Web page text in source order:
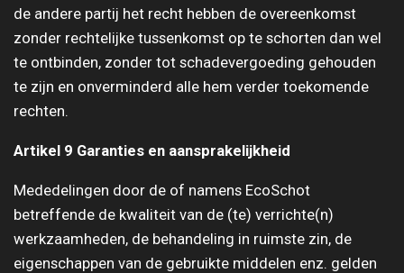
de andere partij het recht hebben de overeenkomst
zonder rechtelijke tussenkomst op te schorten dan wel
te ontbinden, zonder tot schadevergoeding gehouden
te zijn en onverminderd alle hem verder toekomende
rechten.
Artikel 9 Garanties en aansprakelijkheid
Mededelingen door de of namens EcoSchot
betreffende de kwaliteit van de (te) verrichte(n)
werkzaamheden, de behandeling in ruimste zin, de
eigenschappen van de gebruikte middelen enz. gelden